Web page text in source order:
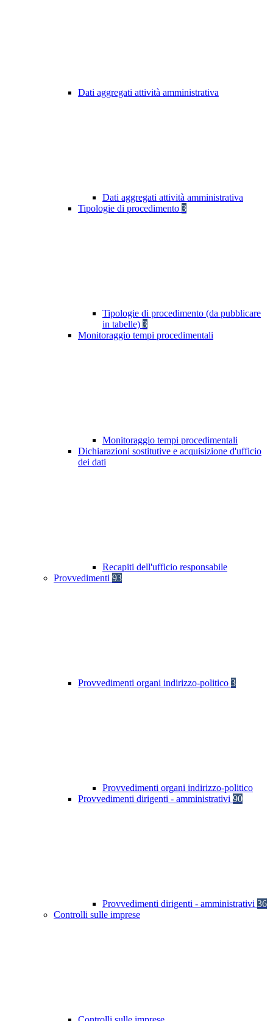
Dati aggregati attività amministrativa
Dati aggregati attività amministrativa
Tipologie di procedimento 3
Tipologie di procedimento (da pubblicare
in tabelle) 3
Monitoraggio tempi procedimentali
Monitoraggio tempi procedimentali
Dichiarazioni sostitutive e acquisizione d'ufficio
dei dati
Recapiti dell'ufficio responsabile
Provvedimenti 93
Provvedimenti organi indirizzo-politico 3
Provvedimenti organi indirizzo-politico
Provvedimenti dirigenti - amministrativi 90
Provvedimenti dirigenti - amministrativi 36
Controlli sulle imprese